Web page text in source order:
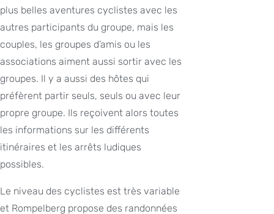
plus belles aventures cyclistes avec les
autres participants du groupe, mais les
couples, les groupes d’amis ou les
associations aiment aussi sortir avec les
groupes. Il y a aussi des hôtes qui
préfèrent partir seuls, seuls ou avec leur
propre groupe. Ils reçoivent alors toutes
les informations sur les différents
itinéraires et les arrêts ludiques
possibles.
Le niveau des cyclistes est très variable
et Rompelberg propose des randonnées